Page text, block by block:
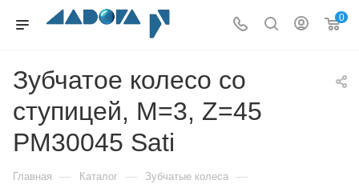
0
Зубчатое колесо со
ступицей, M=3, Z=45
PM30045 Sati
Главная — Каталог — Зубчатые колеса —